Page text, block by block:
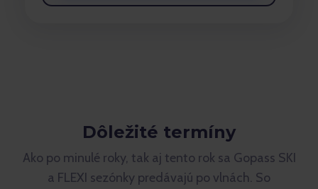
Dôležité termíny
Ako po minulé roky, tak aj tento rok sa Gopass SKI
a FLEXI sezónky predávajú po vlnách. So